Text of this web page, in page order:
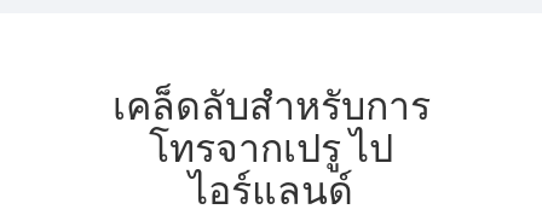
เคล็ดลับสำหรับการ
โทรจากเปรู ไป
ไอร์แลนด์